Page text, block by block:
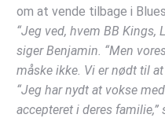
om at vende tilbage i
“Jeg ved, hvem BB Kings,
siger Benjamin. “Men
måske ikke. Vi er nødt til
“Jeg har nydt at vokse
accepteret i deres